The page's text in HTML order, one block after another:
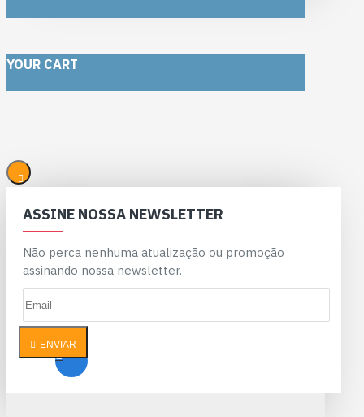
YOUR CART
ASSINE NOSSA NEWSLETTER
Não perca nenhuma atualização ou promoção
assinando nossa newsletter.
ENVIAR